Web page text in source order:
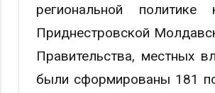
региональной
Приднестровской
Правительства, местных
были сформированы 181